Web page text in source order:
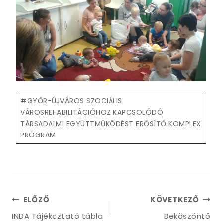
Post
Tags:
#GYŐR-ÚJVÁROS SZOCIÁLIS
VÁROSREHABILITÁCIÓHOZ KAPCSOLÓDÓ
TÁRSADALMI EGYÜTTMŰKÖDÉST ERŐSÍTŐ KOMPLEX
PROGRAM
Bejegyzés
navigáció
ELŐZŐ
INDA Tájékoztató tábla
KÖVETKEZŐ
Beköszöntő